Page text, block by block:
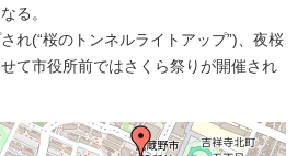
る。
れ(“桜のトンネルライトアップ”)、夜桜
て市役所前ではさくら祭りが開催され